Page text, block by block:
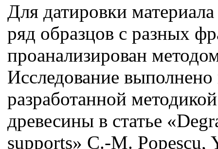
Для датировки
ряд образцов с разных
проанализирован
Исследование выполнено
разработанной
древесины в статье
supports» C.-M. Popescu,